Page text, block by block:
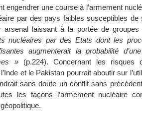
engendrer une course à l’armement
par des pays faibles susceptibles de
laissant à la portée de groupes
nucléaires par des Etats dont les
augmenterait la probabilité
»(p.224). Concernant les risques
et le Pakistan pourrait aboutir sur
sans doute un conflit sans
les façons l’armement nucléaire